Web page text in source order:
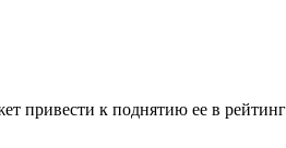
привести к поднятию ее в